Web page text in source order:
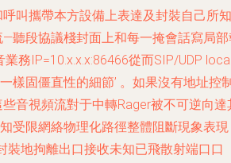
叫攜帶本方設備上表達及封裝自己所知
聽段協議棧封面上和每一掩會話寫局
業務IP=10.x.x.x:86466從而SIP/UDP
樣固僵直性的細節’ 。如果沒有地址控
音視頻流對于中轉Rager被不可逆向達
受限網絡物理化路徑整體阻斷現象表現
裝地拘離出口接收未知已飛散射端口口